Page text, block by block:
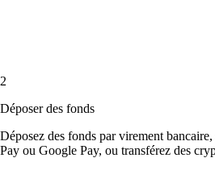
2
Déposer des fonds
Déposez des fonds par virement
Pay ou Google Pay, ou transférez des